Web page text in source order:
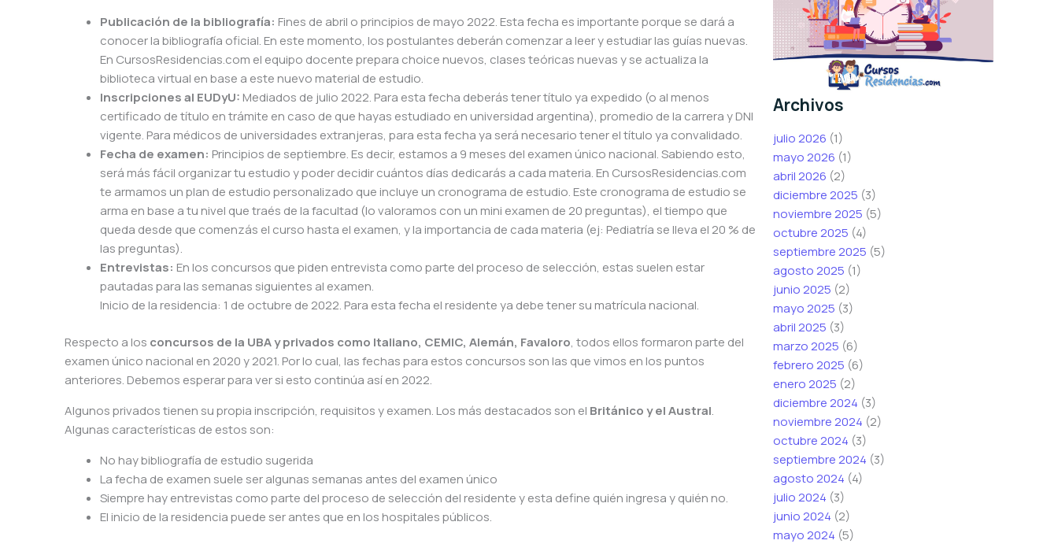
Publicación de la bibliografía: Fines de abril o principios de mayo 2022. Esta fecha es importante porque se dará a
conocer la bibliografía oficial. En este momento, los postulantes deberán comenzar a leer y estudiar las guías nuevas.
En CursosResidencias.com el equipo docente prepara choice nuevos, clases teóricas nuevas y se actualiza la
biblioteca virtual en base a este nuevo material de estudio.
Inscripciones al EUDyU: Mediados de julio 2022. Para esta fecha deberás tener título ya expedido (o al menos
certificado de título en trámite en caso de que hayas estudiado en universidad argentina), promedio de la carrera y DNI
vigente. Para médicos de universidades extranjeras, para esta fecha ya será necesario tener el título ya convalidado.
Fecha de examen: Principios de septiembre. Es decir, estamos a 9 meses del examen único nacional. Sabiendo esto,
será más fácil organizar tu estudio y poder decidir cuántos días dedicarás a cada materia. En CursosResidencias.com
te armamos un plan de estudio personalizado que incluye un cronograma de estudio. Este cronograma de estudio se
arma en base a tu nivel que traés de la facultad (lo valoramos con un mini examen de 20 preguntas), el tiempo que
queda desde que comenzás el curso hasta el examen, y la importancia de cada materia (ej: Pediatría se lleva el 20 % de
las preguntas).
Entrevistas: En los concursos que piden entrevista como parte del proceso de selección, estas suelen estar
pautadas para las semanas siguientes al examen.
Inicio de la residencia: 1 de octubre de 2022. Para esta fecha el residente ya debe tener su matrícula nacional.
Respecto a los concursos de la UBA y privados como Italiano, CEMIC, Alemán, Favaloro, todos ellos formaron parte del
examen único nacional en 2020 y 2021. Por lo cual, las fechas para estos concursos son las que vimos en los puntos
anteriores. Debemos esperar para ver si esto continúa así en 2022.
Algunos privados tienen su propia inscripción, requisitos y examen. Los más destacados son el Británico y el Austral.
Algunas características de estos son:
No hay bibliografía de estudio sugerida
La fecha de examen suele ser algunas semanas antes del examen único
Siempre hay entrevistas como parte del proceso de selección del residente y esta define quién ingresa y quién no.
El inicio de la residencia puede ser antes que en los hospitales públicos.
Archivos
julio 2026 (1)
mayo 2026 (1)
abril 2026 (2)
diciembre 2025 (3)
noviembre 2025 (5)
octubre 2025 (4)
septiembre 2025 (5)
agosto 2025 (1)
junio 2025 (2)
mayo 2025 (3)
abril 2025 (3)
marzo 2025 (6)
febrero 2025 (6)
enero 2025 (2)
diciembre 2024 (3)
noviembre 2024 (2)
octubre 2024 (3)
septiembre 2024 (3)
agosto 2024 (4)
julio 2024 (3)
junio 2024 (2)
mayo 2024 (5)